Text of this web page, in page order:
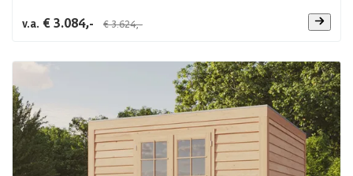
v.a. € 3.084,- € 3.624,-